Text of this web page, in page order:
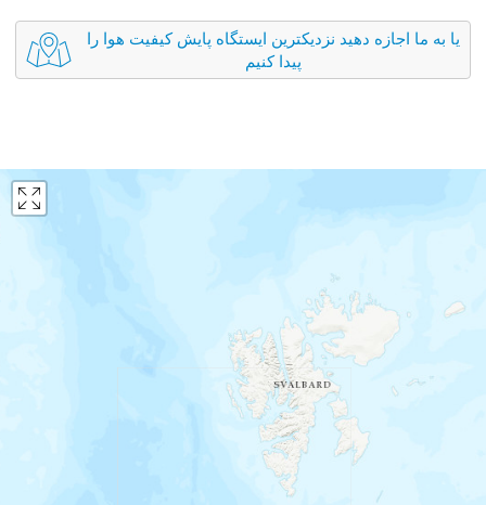
یا به ما اجازه دهید نزدیکترین ایستگاه پایش کیفیت هوا را
پیدا کنیم